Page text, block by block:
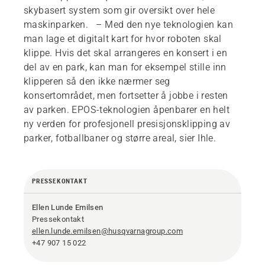
skybasert system som gir oversikt over hele
maskinparken. – Med den nye teknologien kan
man lage et digitalt kart for hvor roboten skal
klippe. Hvis det skal arrangeres en konsert i en
del av en park, kan man for eksempel stille inn
klipperen så den ikke nærmer seg
konsertområdet, men fortsetter å jobbe i resten
av parken. EPOS-teknologien åpenbarer en helt
ny verden for profesjonell presisjonsklipping av
parker, fotballbaner og større areal, sier Ihle.
PRESSEKONTAKT
Ellen Lunde Emilsen
Pressekontakt
ellen.lunde.emilsen@husqvarnagroup.com
+47 907 15 022